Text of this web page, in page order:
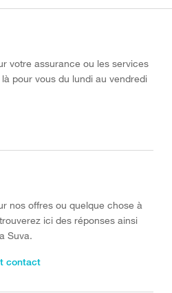
votre assurance ou les services
pour vous du lundi au vendredi
nos offres ou quelque chose à
ici des réponses ainsi
Suva.
contact